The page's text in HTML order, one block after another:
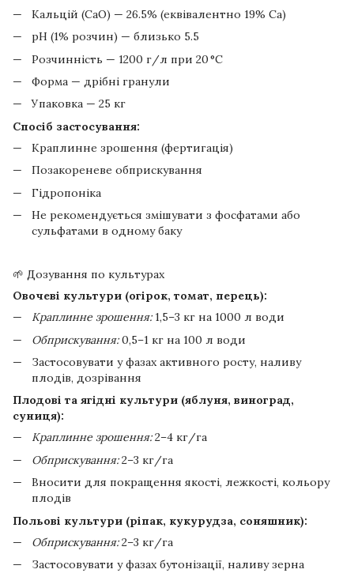
Кальцій (CaO) — 26.5% (еквівалентно 19% Ca)
pH (1% розчин) — близько 5.5
Розчинність — 1200 г/л при 20 °C
Форма — дрібні гранули
Упаковка — 25 кг
Спосіб застосування:
Краплинне зрошення (фертигація)
Позакореневе обприскування
Гідропоніка
Не рекомендується змішувати з фосфатами або
сульфатами в одному баку
🌱 Дозування по культурах
Овочеві культури (огірок, томат, перець):
Краплинне зрошення:1,5–3 кг на 1000 л води
Обприскування:0,5–1 кг на 100 л води
Застосовувати у фазах активного росту, наливу
плодів, дозрівання
Плодові та ягідні культури (яблуня, виноград,
суниця):
Краплинне зрошення:2–4 кг/га
Обприскування:2–3 кг/га
Вносити для покращення якості, лежкості, кольору
плодів
Польові культури (ріпак, кукурудза, соняшник):
Обприскування:2–3 кг/га
Застосовувати у фазах бутонізації, наливу зерна